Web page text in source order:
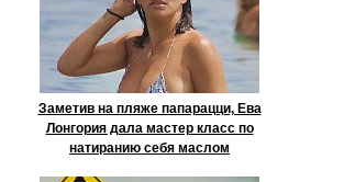
Заметив на пляже папарацци, Ева
Лонгория дала мастер класс по
натиранию себя маслом